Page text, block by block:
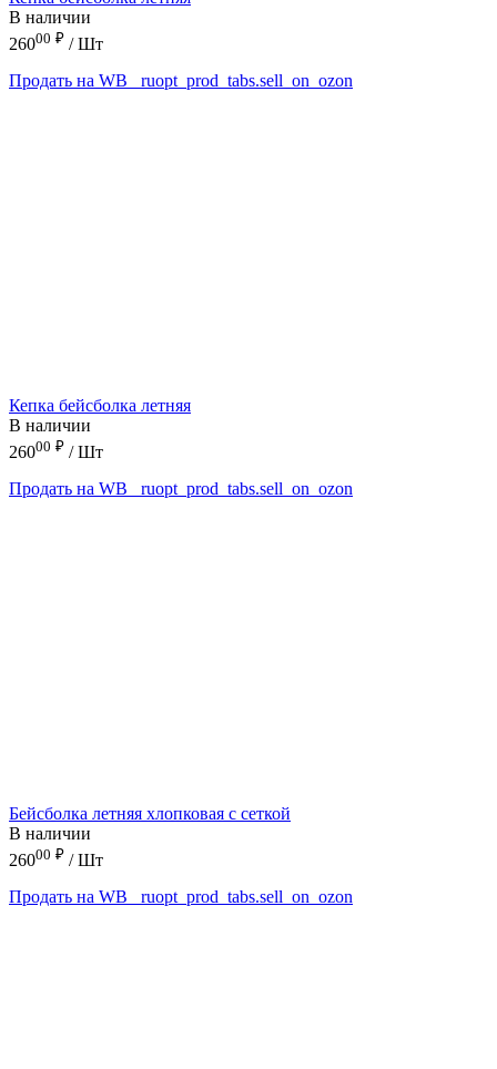
В наличии
26000 ₽ / Шт
Продать на WB
_ruopt_prod_tabs.sell_on_ozon
Кепка бейсболка летняя
В наличии
26000 ₽ / Шт
Продать на WB
_ruopt_prod_tabs.sell_on_ozon
Бейсболка летняя хлопковая с сеткой
В наличии
26000 ₽ / Шт
Продать на WB
_ruopt_prod_tabs.sell_on_ozon